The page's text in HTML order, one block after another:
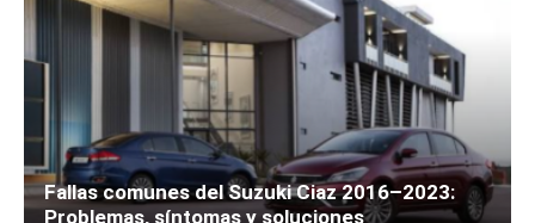
Fallas comunes del Suzuki Ciaz 2016–2023:
Problemas, síntomas y soluciones